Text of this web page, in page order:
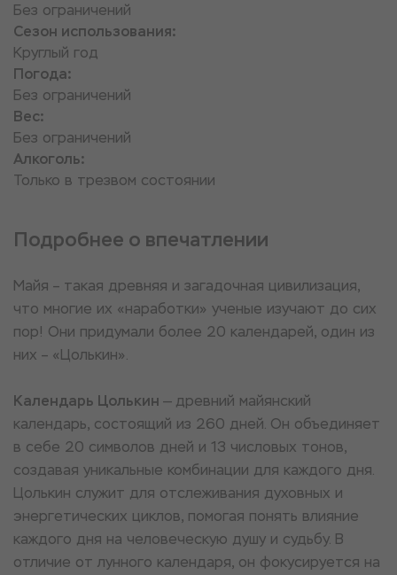
Без ограничений
Сезон использования:
Круглый год
Погода:
Без ограничений
Вес:
Без ограничений
Алкоголь:
Только в трезвом состоянии
Подробнее о впечатлении
Майя – такая древняя и загадочная цивилизация,
что многие их «наработки» ученые изучают до сих
пор! Они придумали более 20 календарей, один из
них – «Цолькин».
Календарь Цолькин — древний майянский
календарь, состоящий из 260 дней. Он объединяет
в себе 20 символов дней и 13 числовых тонов,
создавая уникальные комбинации для каждого дня.
Цолькин служит для отслеживания духовных и
энергетических циклов, помогая понять влияние
каждого дня на человеческую душу и судьбу. В
отличие от лунного календаря, он фокусируется на